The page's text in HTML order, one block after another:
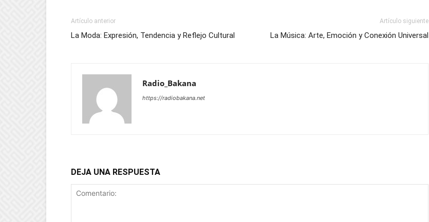
Artículo anterior
La Moda: Expresión, Tendencia y Reflejo Cultural
Artículo siguiente
La Música: Arte, Emoción y Conexión Universal
Radio_Bakana
https://radiobakana.net
DEJA UNA RESPUESTA